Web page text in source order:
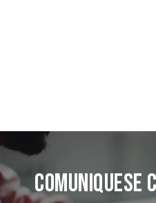
Comuniquese